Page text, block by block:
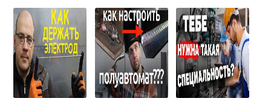
ПРАВИЛЬНО
ГАЗА И ТОЛЩИНА
ПРОВОЛОКИ
СОЕДИНЕНИЙ ИЗ
СТАЛЬНЫХ ТРУБ
ДО 25 ММ
ДОЛЖЕН
ВЫПОЛНИТЬ
СВАРЩИК